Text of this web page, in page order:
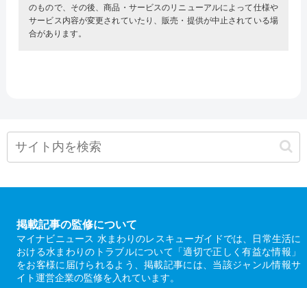
のもので、その後、商品・サービスのリニューアルによって仕様や
サービス内容が変更されていたり、販売・提供が中止されている場
合があります。
掲載記事の監修について
マイナビニュース 水まわりのレスキューガイドでは、日常生活に
おける水まわりのトラブルについて「適切で正しく有益な情報」
をお客様に届けられるよう、掲載記事には、当該ジャンル情報サ
イト運営企業の監修を入れています。